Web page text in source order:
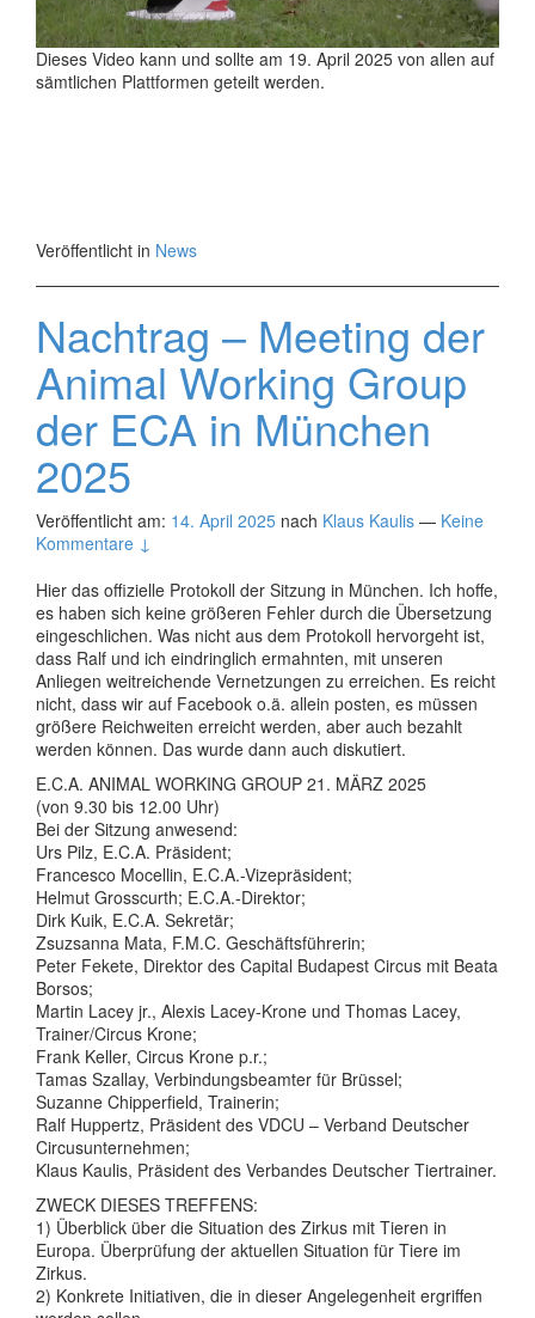
Dieses Video kann und sollte am 19. April 2025 von allen auf
sämtlichen Plattformen geteilt werden.
Veröffentlicht in News
Nachtrag – Meeting der
Animal Working Group
der ECA in München
2025
Veröffentlicht am: 14. April 2025 nach Klaus Kaulis — Keine
Kommentare ↓
Hier das offizielle Protokoll der Sitzung in München. Ich hoffe,
es haben sich keine größeren Fehler durch die Übersetzung
eingeschlichen. Was nicht aus dem Protokoll hervorgeht ist,
dass Ralf und ich eindringlich ermahnten, mit unseren
Anliegen weitreichende Vernetzungen zu erreichen. Es reicht
nicht, dass wir auf Facebook o.ä. allein posten, es müssen
größere Reichweiten erreicht werden, aber auch bezahlt
werden können. Das wurde dann auch diskutiert.
E.C.A. ANIMAL WORKING GROUP 21. MÄRZ 2025
(von 9.30 bis 12.00 Uhr)
Bei der Sitzung anwesend:
Urs Pilz, E.C.A. Präsident;
Francesco Mocellin, E.C.A.-Vizepräsident;
Helmut Grosscurth; E.C.A.-Direktor;
Dirk Kuik, E.C.A. Sekretär;
Zsuzsanna Mata, F.M.C. Geschäftsführerin;
Peter Fekete, Direktor des Capital Budapest Circus mit Beata
Borsos;
Martin Lacey jr., Alexis Lacey-Krone und Thomas Lacey,
Trainer/Circus Krone;
Frank Keller, Circus Krone p.r.;
Tamas Szallay, Verbindungsbeamter für Brüssel;
Suzanne Chipperfield, Trainerin;
Ralf Huppertz, Präsident des VDCU – Verband Deutscher
Circusunternehmen;
Klaus Kaulis, Präsident des Verbandes Deutscher Tiertrainer.
ZWECK DIESES TREFFENS:
1) Überblick über die Situation des Zirkus mit Tieren in
Europa. Überprüfung der aktuellen Situation für Tiere im
Zirkus.
2) Konkrete Initiativen, die in dieser Angelegenheit ergriffen